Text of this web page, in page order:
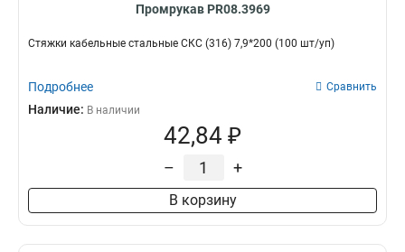
Промрукав PR08.3969
Стяжки кабельные стальные СКС (316) 7,9*200 (100 шт/уп)
Подробнее Сравнить
Наличие: В наличии
42,84 ₽
– +
В корзину